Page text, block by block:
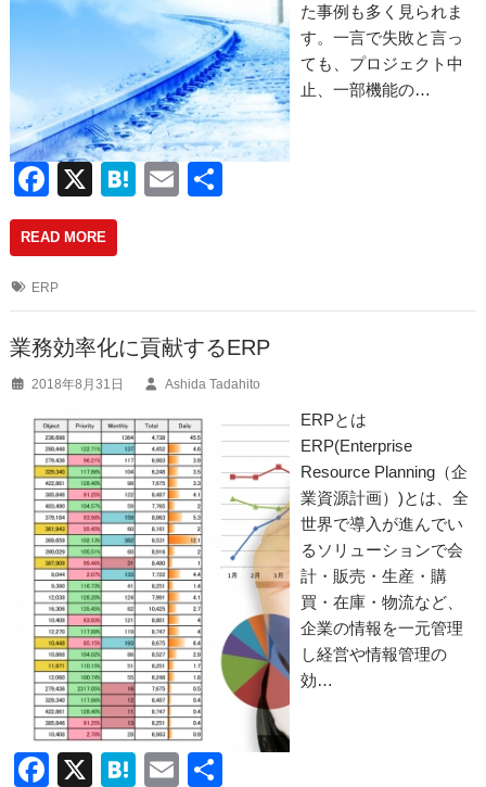
た事例も多く見られま
す。一言で失敗と言っ
ても、プロジェクト中
止、一部機能の…
F
a
c
e
b
o
o
k
X
H
a
E
READ MORE
ERP
業務効率化に貢献するERP
2018年8月31日 Ashida Tadahito
ERPとは
ERP(Enterprise
Resource Planning（企
業資源計画）)とは、全
世界で導入が進んでい
るソリューションで会
計・販売・生産・購
買・在庫・物流など、
企業の情報を一元管理
し経営や情報管理の
効…
F
X
H
E